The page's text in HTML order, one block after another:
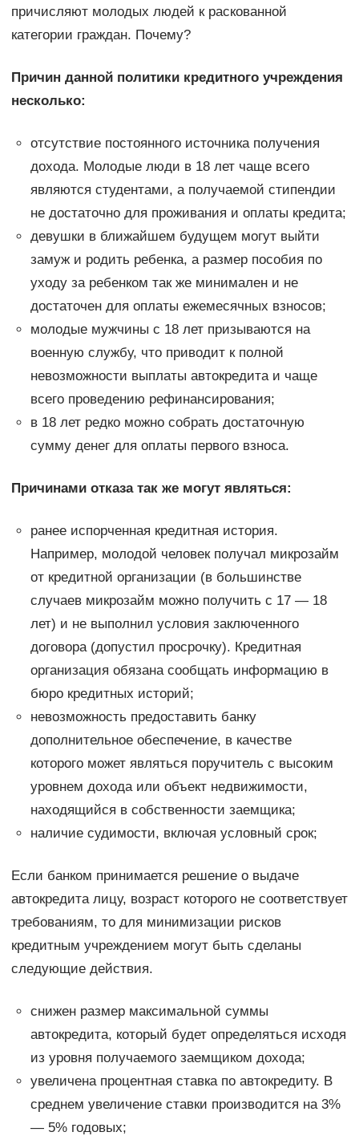
причисляют молодых людей к раскованной
категории граждан. Почему?
Причин данной политики кредитного учреждения
несколько:
отсутствие постоянного источника получения
дохода. Молодые люди в 18 лет чаще всего
являются студентами, а получаемой стипендии
не достаточно для проживания и оплаты кредита;
девушки в ближайшем будущем могут выйти
замуж и родить ребенка, а размер пособия по
уходу за ребенком так же минимален и не
достаточен для оплаты ежемесячных взносов;
молодые мужчины с 18 лет призываются на
военную службу, что приводит к полной
невозможности выплаты автокредита и чаще
всего проведению рефинансирования;
в 18 лет редко можно собрать достаточную
сумму денег для оплаты первого взноса.
Причинами отказа так же могут являться:
ранее испорченная кредитная история.
Например, молодой человек получал микрозайм
от кредитной организации (в большинстве
случаев микрозайм можно получить с 17 — 18
лет) и не выполнил условия заключенного
договора (допустил просрочку). Кредитная
организация обязана сообщать информацию в
бюро кредитных историй;
невозможность предоставить банку
дополнительное обеспечение, в качестве
которого может являться поручитель с высоким
уровнем дохода или объект недвижимости,
находящийся в собственности заемщика;
наличие судимости, включая условный срок;
Если банком принимается решение о выдаче
автокредита лицу, возраст которого не соответствует
требованиям, то для минимизации рисков
кредитным учреждением могут быть сделаны
следующие действия.
снижен размер максимальной суммы
автокредита, который будет определяться исходя
из уровня получаемого заемщиком дохода;
увеличена процентная ставка по автокредиту. В
среднем увеличение ставки производится на 3%
— 5% годовых;